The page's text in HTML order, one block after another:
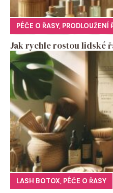
PÉČE O ŘASY, PRODLOUŽENÍ
Jak rychle rostou lidské
LASH BOTOX, PÉČE O ŘASY